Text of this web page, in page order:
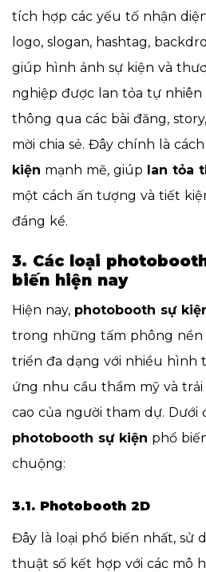
tích hợp các yếu tố nhận
logo, slogan, hashtag,
giúp hình ảnh sự kiện và
nghiệp được lan tỏa tự nhiên
thông qua các bài đăng,
mời chia sẻ. Đây chính là
kiện mạnh mẽ, giúp
lan tỏa
một cách ấn tượng và tiết
đáng kể.
3. Các loại
biến hiện nay
Hiện nay, photobooth sự
trong những tấm phông nền
triển đa dạng với nhiều hình
ứng nhu cầu thẩm mỹ và
cao của người tham dự. Dưới
photobooth sự kiện phổ
chuộng:
3.1. Photobooth 2D
Đây là loại phổ biến nhất, sử
thuật số kết hợp với các mô